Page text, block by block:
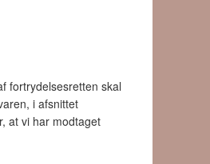
fortrydelsesretten skal
i afsnittet
at vi har modtaget